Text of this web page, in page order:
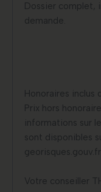
Dossier complet,
demande.
Honoraires inclus
Prix hors
informations sur
sont disponibles
georisques.gouv.fr.
Votre conseiller